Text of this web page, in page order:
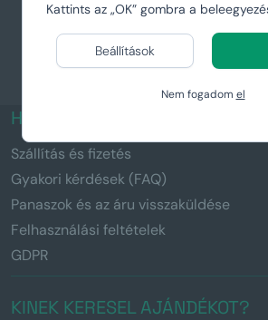
Kattints az „OK” gombra a
Beállítások
Nem fogadom el
HASZNOS LINKEK
Szállítás és fizetés
Gyakori kérdések (FAQ)
Panaszok és az áru visszaküldése
Felhasználási feltételek
GDPR
KINEK KERESEL AJÁNDÉKOT?